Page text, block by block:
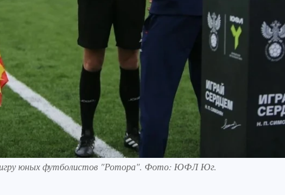
игру юных футболистов "Ротора". Фото: ЮФЛ Юг.